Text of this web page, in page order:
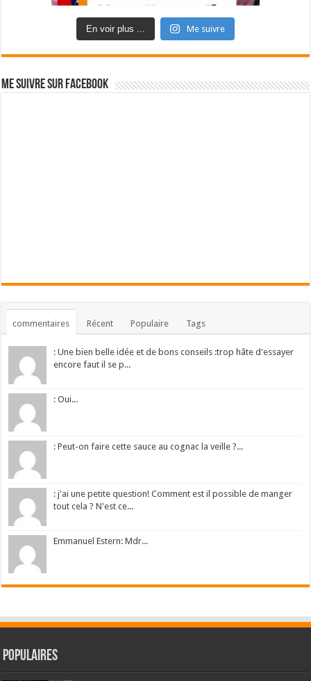
En voir plus ... Me suivre
Me suivre sur Facebook
commentaires Récent Populaire Tags
: Une bien belle idée et de bons conseils :trop hâte d'essayer
encore faut il se p...
: Oui...
: Peut-on faire cette sauce au cognac la veille ?...
: j'ai une petite question! Comment est il possible de manger
tout cela ? N'est ce...
Emmanuel Estern: Mdr...
Populaires